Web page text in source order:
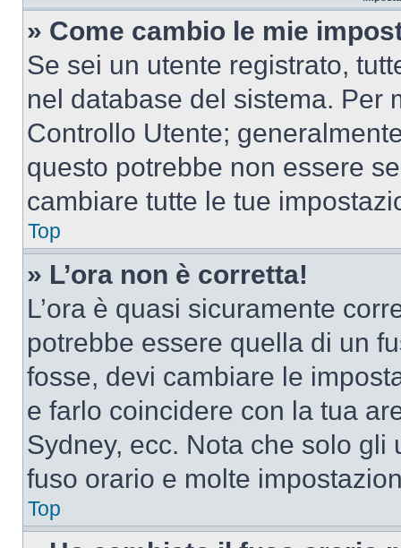
» Come cambio le mie
Se sei un utente registrato,
nel database del sistema. Per
Controllo Utente;
questo potrebbe non essere
cambiare tutte le tue
Top
» L’ora non è corretta!
L’ora è quasi sicuramente
potrebbe essere quella di un
fosse, devi cambiare le
e farlo coincidere con la tua
Sydney, ecc. Nota che solo
fuso orario e molte
Top